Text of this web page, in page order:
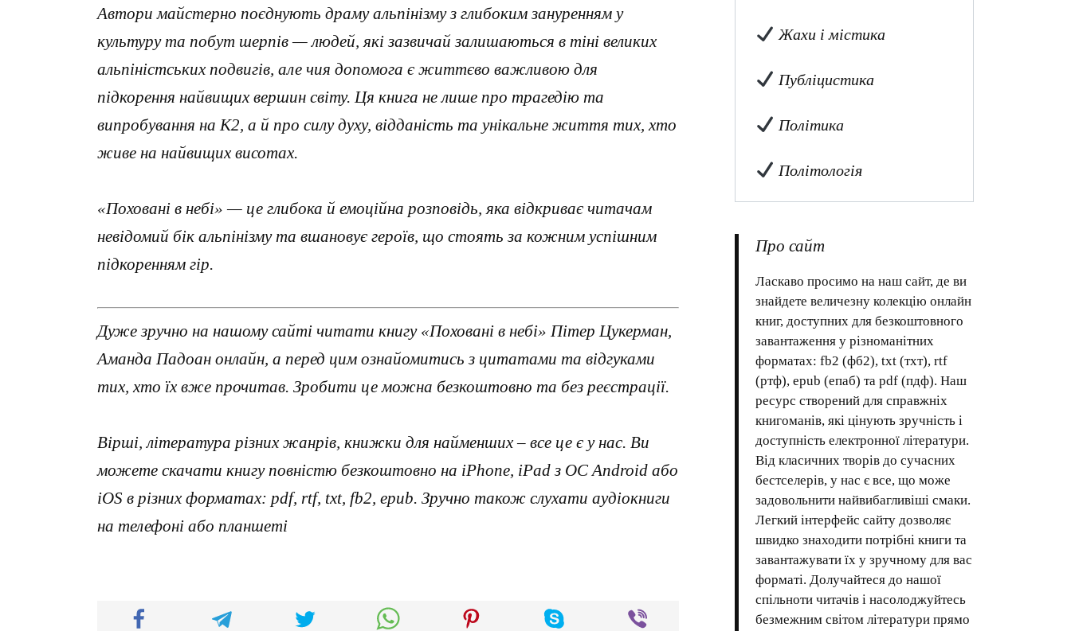
Автори майстерно поєднують драму альпінізму з глибоким зануренням у
культуру та побут шерпів — людей, які зазвичай залишаються в тіні великих
альпіністських подвигів, але чия допомога є життєво важливою для
підкорення найвищих вершин світу. Ця книга не лише про трагедію та
випробування на К2, а й про силу духу, відданість та унікальне життя тих, хто
живе на найвищих висотах.
«Поховані в небі» — це глибока й емоційна розповідь, яка відкриває читачам
невідомий бік альпінізму та вшановує героїв, що стоять за кожним успішним
підкоренням гір.
Дуже зручно на нашому сайті читати книгу «Поховані в небі» Пітер Цукерман,
Аманда Падоан онлайн, а перед цим ознайомитись з цитатами та відгуками
тих, хто їх вже прочитав. Зробити це можна безкоштовно та без реєстрації.
Вірші, література різних жанрів, книжки для найменших – все це є у нас. Ви
можете скачати книгу повністю безкоштовно на iPhone, iPad з ОС Android або
iOS в різних форматах: pdf, rtf, txt, fb2, epub. Зручно також слухати аудіокниги
на телефоні або планшеті
Жахи і містика
Публіцистика
Політика
Політологія
Про сайт
Ласкаво просимо на наш сайт, де ви
знайдете величезну колекцію онлайн
книг, доступних для безкоштовного
завантаження у різноманітних
форматах: fb2 (фб2), txt (тхт), rtf
(ртф), epub (епаб) та pdf (пдф). Наш
ресурс створений для справжніх
книгоманів, які цінують зручність і
доступність електронної літератури.
Від класичних творів до сучасних
бестселерів, у нас є все, що може
задовольнити найвибагливіші смаки.
Легкий інтерфейс сайту дозволяє
швидко знаходити потрібні книги та
завантажувати їх у зручному для вас
форматі. Долучайтеся до нашої
спільноти читачів і насолоджуйтесь
безмежним світом літератури прямо